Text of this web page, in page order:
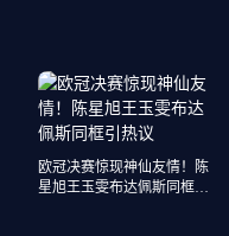
欧冠决赛惊现神仙友情！陈
星旭王玉雯布达佩斯同框引